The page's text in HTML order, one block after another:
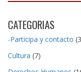
CATEGORIAS
-Participa y contacto
Cultura (7)